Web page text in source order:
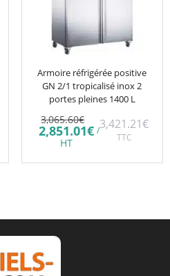
Armoire réfrigérée positive
GN 2/1 tropicalisé inox 2
portes pleines 1400 L
3,065.60€ Le
prix
initial
3,065.60€.
2,851.01€Le
est :
HT
/3,421.21€
TTC